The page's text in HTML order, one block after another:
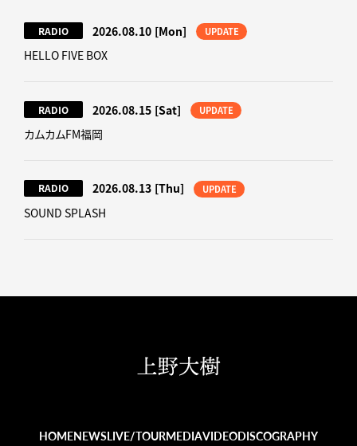
RADIO 2026.08.10 [Mon] UPDATE
HELLO FIVE BOX
RADIO 2026.08.15 [Sat] UPDATE
カムカムFM福岡
RADIO 2026.08.13 [Thu] UPDATE
SOUND SPLASH
HOMENEWSLIVE/TOURMEDIAVIDEODISCOGRAPHY